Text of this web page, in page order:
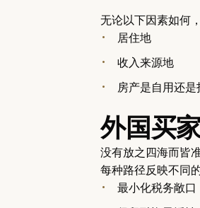
无论以下因素如何
居住地
收入来源地
房产是自用还是
外国买
没有放之四海而皆
每种路径反映不同
最小化税务敞口